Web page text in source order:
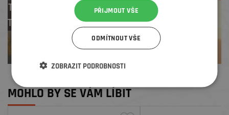
Test centrum
TREK zdarma
MOHLO BY SE VÁM LÍBIT
PŘIJMOUT VŠE
ODMÍTNOUT VŠE
ZOBRAZIT PODROBNOSTI